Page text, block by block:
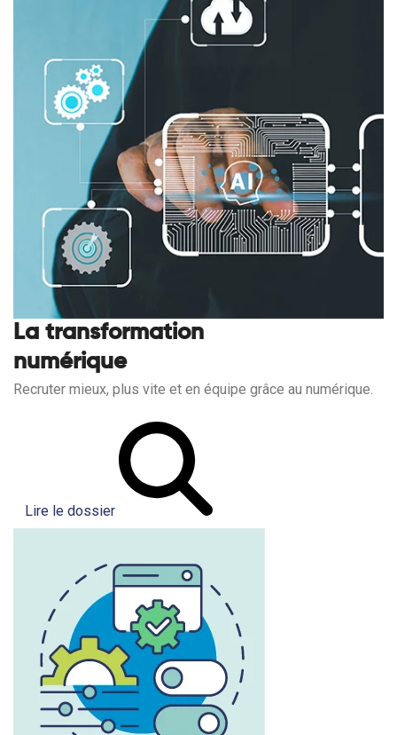
La transformation
numérique
Recruter mieux, plus vite et en équipe grâce au numérique.
Lire le dossier